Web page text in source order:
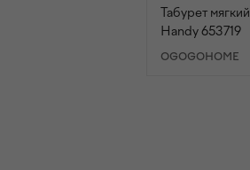
Табурет мягкий
Handy 653719
OGOGOHOME